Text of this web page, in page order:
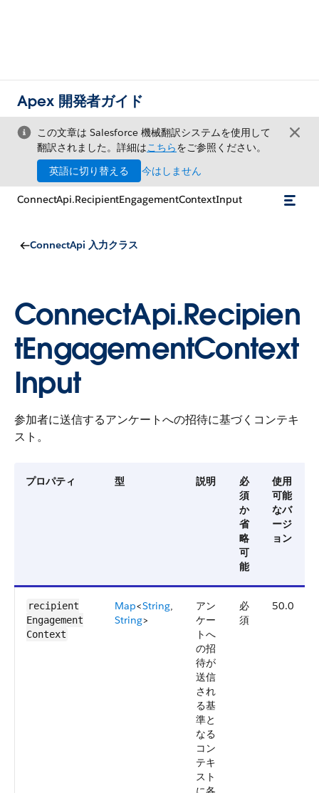
Apex 開発者ガイド
この文章は Salesforce 機械翻訳システムを使用して
翻訳されました。詳細はこちらをご参照ください。
英語に切り替える
今はしません
ConnectApi.RecipientEngagementContextInput
ConnectApi 入力クラス
ConnectApi.Recipien
tEngagementContext
Input
参加者に送信するアンケートへの招待に基づくコンテキ
スト。
プロパティ 型 説明
必
須
か
省
略
可
能
使用
可能
なバ
ージ
ョン
recipient​
Engagement​
Context
Map<String,
String>
アン
ケー
トへ
の招
待が
送信
され
る基
準と
なる
コン
テキ
スト
必
須
50.0